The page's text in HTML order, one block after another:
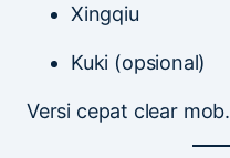
Xingqiu
Kuki (opsional)
Versi cepat clear mob.